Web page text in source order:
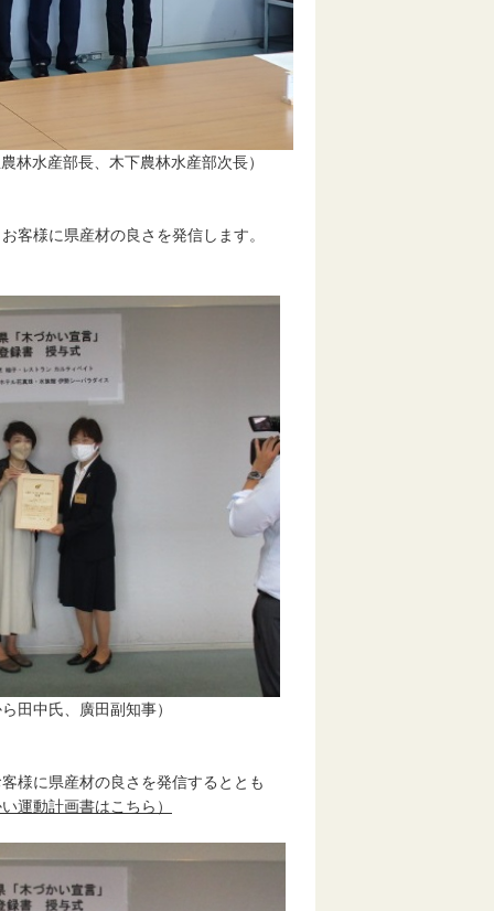
林水産部長、木下農林水産部次長）
様に県産材の良さを発信します。
副知事）
様に県産材の良さを発信するととも
運動計画書はこちら）